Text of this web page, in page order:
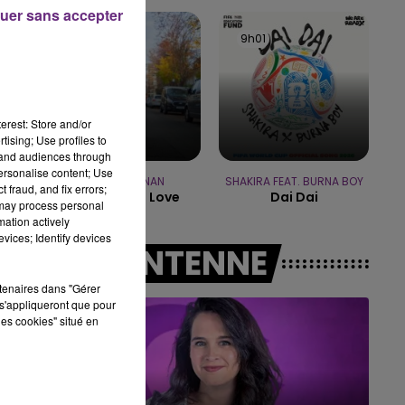
16h00 - 20h00
LE WEEK-END CHAMPAGNE FM
TOM GRENNAN
Little Bit Of Love
9h01
9h01
SHAKIRA FEAT. BURNA BOY
Dai Dai
A L'ANTENNE
Store and/or
Use profiles to
audiences through
content; Use
fraud, and fix errors;
process personal
actively
Identify devices
dans "Gérer
que pour
cookies" situé en
sans accepter